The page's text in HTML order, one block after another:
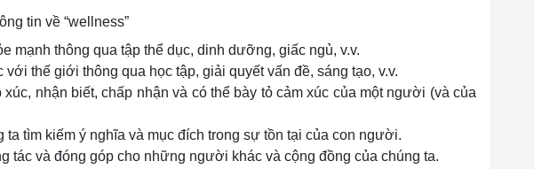
tin về “wellness”
mạnh thông qua tập thể dục, dinh dưỡng, giấc ngủ, v.v.
thế giới thông qua học tập, giải quyết vấn đề, sáng tạo, v.v.
nhận biết, chấp nhận và có thể bày tỏ cảm xúc của một người (và của
ta tìm kiếm ý nghĩa và mục đích trong sự tồn tại của con người.
tác và đóng góp cho những người khác và cộng đồng của chúng ta.